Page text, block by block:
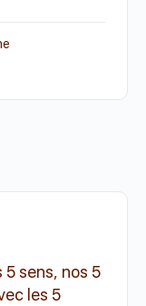
5 sens, nos 5
les 5